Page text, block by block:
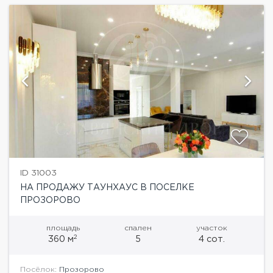
ID 31003
НА ПРОДАЖУ ТАУНХАУС В ПОСЕЛКЕ
ПРОЗОРОВО
площадь
360 м2
спален
5
участок
4 сот.
Посёлок: Прозорово